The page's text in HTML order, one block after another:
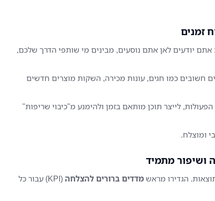
זמנים
אתם יודעים לאן אתם נוסעים, מבינים מי שותפי הדרך שלכם,
חשובים כמו חגים, עונות מכירה, השקות מוצרים חדשים
לייצר תוכן מותאם בזמן ולהימנע מ"כיבוי שריפות"
ומוצלח.
ושיפור מתמיד
הגדירו מראש מדדים ברורים להצלחה
(KPI) עבור כל